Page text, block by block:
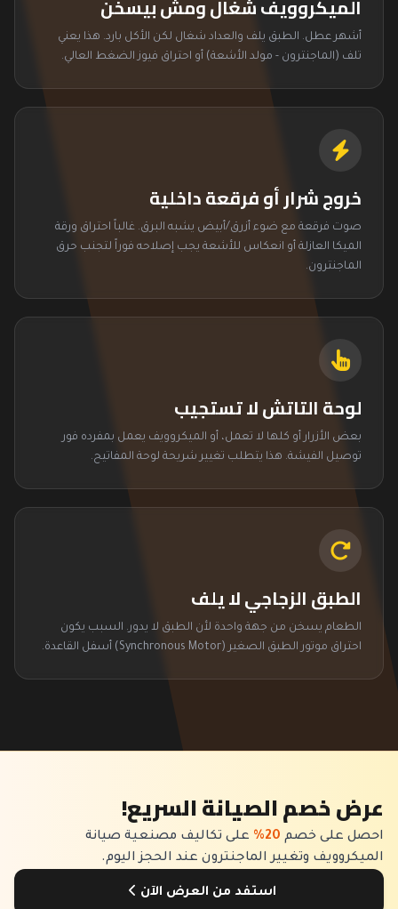
الميكروويف شغال ومش بيسخن
أشهر عطل. الطبق يلف والعداد شغال لكن الأكل بارد. هذا يعني
تلف (الماجنترون - مولد الأشعة) أو احتراق فيوز الضغط العالي.
خروج شرار أو فرقعة داخلية
صوت فرقعة مع ضوء أزرق/أبيض يشبه البرق. غالباً احتراق ورقة
الميكا العازلة أو انعكاس للأشعة يجب إصلاحه فوراً لتجنب حرق
الماجنترون.
لوحة التاتش لا تستجيب
بعض الأزرار أو كلها لا تعمل، أو الميكروويف يعمل بمفرده فور
توصيل الفيشة. هذا يتطلب تغيير شريحة لوحة المفاتيح.
الطبق الزجاجي لا يلف
الطعام يسخن من جهة واحدة لأن الطبق لا يدور. السبب يكون
احتراق موتور الطبق الصغير (Synchronous Motor) أسفل القاعدة.
عرض خصم الصيانة السريع!
احصل على خصم 20%
على تكاليف مصنعية صيانة
الميكروويف وتغيير الماجنترون عند الحجز اليوم.
استفد من العرض الآن